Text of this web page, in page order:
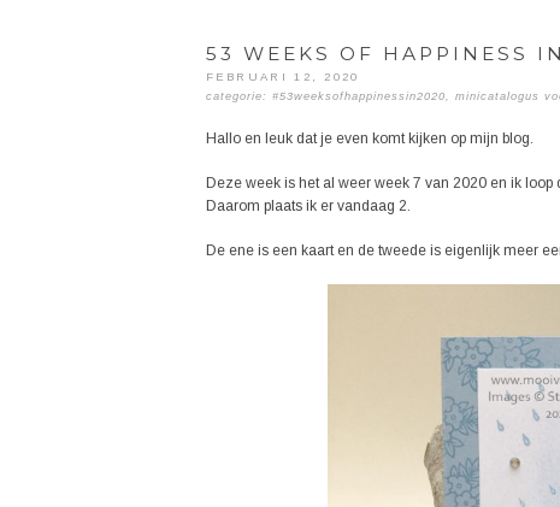
53 WEEKS OF HAPPINESS
FEBRUARI 12, 2020
categorie: #53weeksofhappinessin2020, minicatalogus
Hallo en leuk dat je even komt kijken op mijn blog.
Deze week is het al weer week 7 van 2020 en ik
Daarom plaats ik er vandaag 2.
De ene is een kaart en de tweede is eigenlijk meer